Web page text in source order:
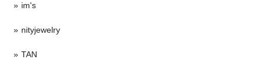
im's
nityjewelry
TAN